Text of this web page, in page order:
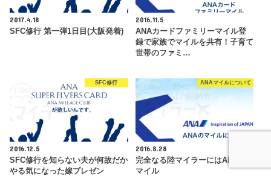
2017.4.18
SFC修行 第一弾1日目(大阪発着)
2016.11.5
ANAカードファミリーマイル登
録で家族でマイルを共有！子育て
世帯のファミ…
SFC修行
2016.12.5
SFC修行を知らない夫が何故だか
やる気になった嫁プレゼン
ANAマイルについて
2016.8.28
完全なる陸マイラーにはANAの
マイル